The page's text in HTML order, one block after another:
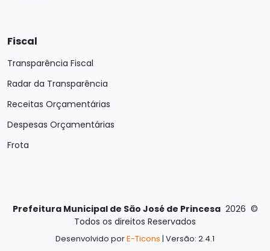
Fiscal
Transparência Fiscal
Radar da Transparência
Receitas Orçamentárias
Despesas Orçamentárias
Frota
Prefeitura Municipal de São José de Princesa 2026 ©
Todos os direitos Reservados
Desenvolvido porE-Ticons | Versão: 2.4.1